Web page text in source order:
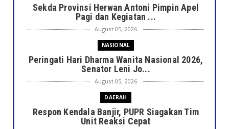
Sekda Provinsi Herwan Antoni Pimpin Apel
Pagi dan Kegiatan ...
August 05, 2026
NASIONAL
Peringati Hari Dharma Wanita Nasional 2026,
Senator Leni Jo...
August 05, 2026
DAERAH
Respon Kendala Banjir, PUPR Siagakan Tim
Unit Reaksi Cepat